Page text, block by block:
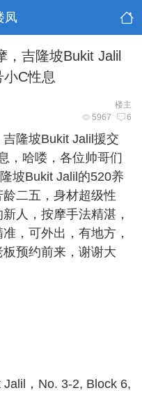
凤
吉隆坡Bukit Jalil
C性息
楼主
5967 6
吉隆坡Bukit Jalil援交
，哈喽，各位帅哥们
坡Bukit Jalil的520养
二五，身材超级性
人，按摩手法精湛，
，可外出，有地方，
预约前来，谢谢大
，No. 3-2, Block 6,